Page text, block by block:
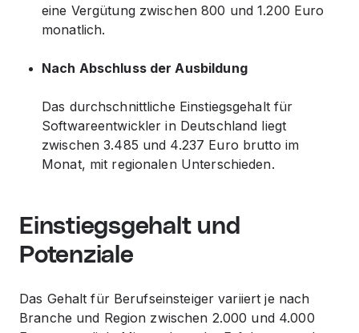
eine Vergütung zwischen 800 und 1.200 Euro
monatlich.
Nach Abschluss der Ausbildung
Das durchschnittliche Einstiegsgehalt für
Softwareentwickler in Deutschland liegt
zwischen 3.485 und 4.237 Euro brutto im
Monat, mit regionalen Unterschieden.
Einstiegsgehalt und
Potenziale
Das Gehalt für Berufseinsteiger variiert je nach
Branche und Region zwischen 2.000 und 4.000